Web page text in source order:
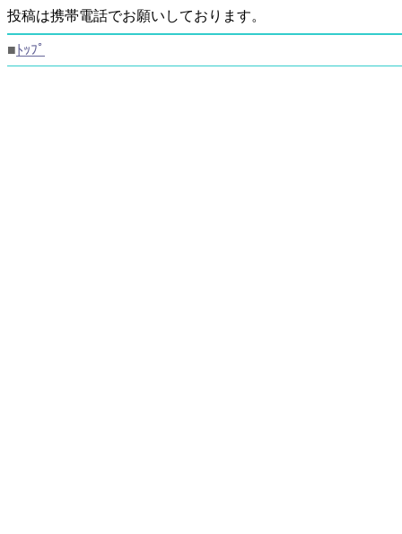
投稿は携帯電話でお願いしております。
■ ﾄｯﾌﾟ